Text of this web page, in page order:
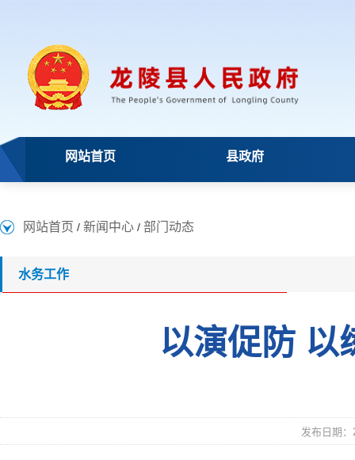
网站首页 县政府
网站首页 / 新闻中心 / 部门动态
水务工作
以演促防 以
发布日期